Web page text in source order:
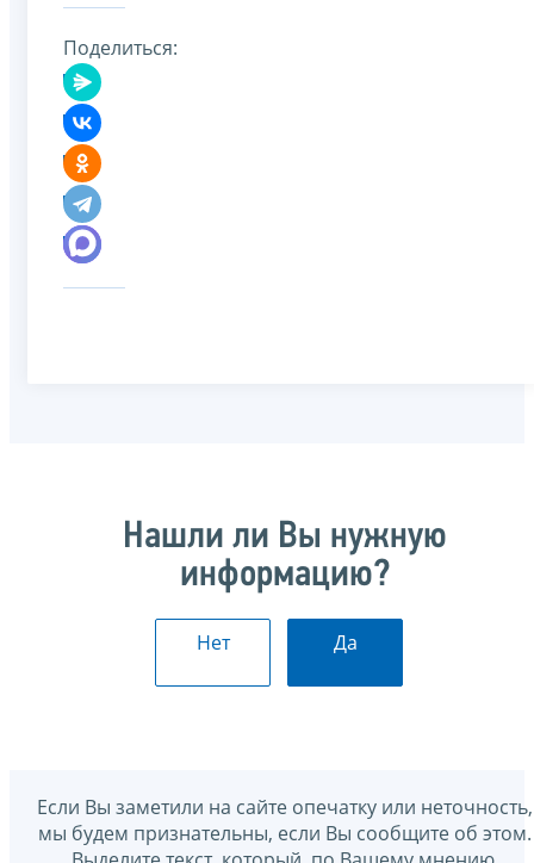
Поделиться:
Нашли ли Вы нужную
информацию?
Нет Да
Если Вы заметили на сайте опечатку или неточность,
мы будем признательны, если Вы сообщите об этом.